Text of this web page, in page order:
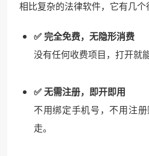
相比复杂的法律软件，它有几个
✅ 完全免费，无隐形消费
没有任何收费项目，打开就
✅ 无需注册，即开即用
不用绑定手机号，不用注
走。